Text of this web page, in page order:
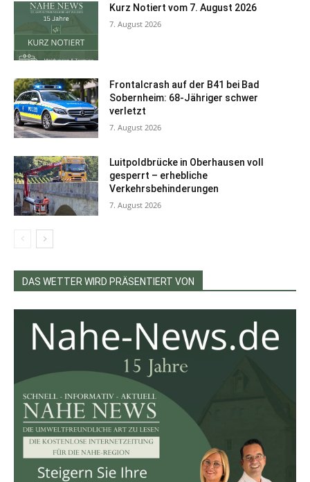
Kurz Notiert vom 7. August 2026
7. August 2026
Frontalcrash auf der B41 bei Bad
Sobernheim: 68-Jähriger schwer
verletzt
7. August 2026
Luitpoldbrücke in Oberhausen voll
gesperrt – erhebliche
Verkehrsbehinderungen
7. August 2026
DAS WETTER WIRD PRÄSENTIERT VON